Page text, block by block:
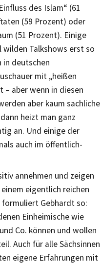
des Islam“ (61
(59 Prozent) oder
(51 Prozent). Einige
wilden Talkshows erst so
in deutschen
mit „heißen
– aber wenn in diesen
aber kaum sachliche
heizt man ganz
an. Und einige der
auch im öffentlich-
annehmen und zeigen
eigentlich reichen
Gebhardt so:
Einheimische wie
Co. können und wollen
Auch für alle Sächsinnen
eigene Erfahrungen mit